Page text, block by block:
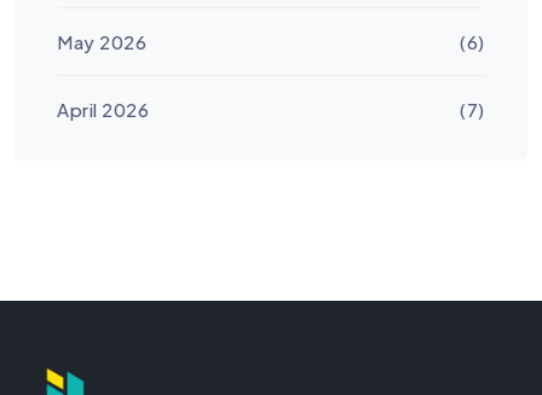
May 2026 (6)
April 2026 (7)